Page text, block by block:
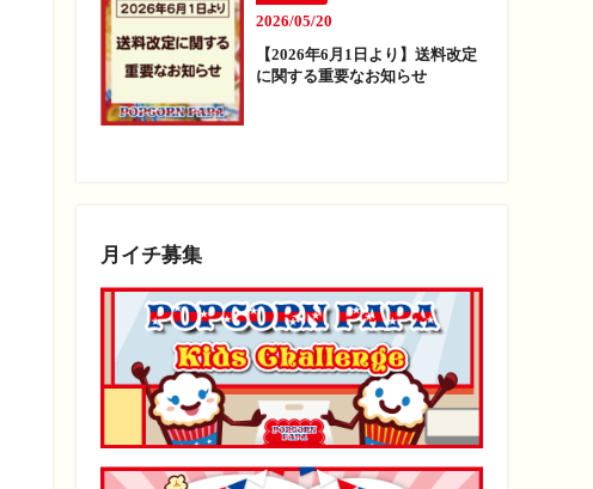
2026/05/20
【2026年6月1日より】送料改定
に関する重要なお知らせ
月イチ募集